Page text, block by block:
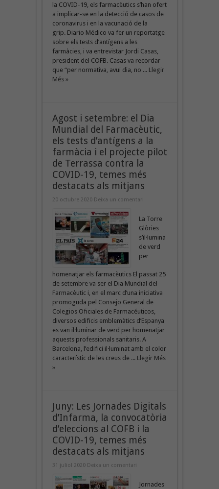
la COVID-19, els farmacèutics s’han ofert
a implicar-se en la detecció de casos de
coronavirus i en la vacunació de la
grip. Diario Médico va fer un reportatge
sobre els tests d’antígens a les
farmàcies, i va entrevistar Jordi Casas,
president del COFB. Casas va recordar
que “per normativa, avui dia, no ... Llegir
Més »
Agost i setembre: el Dia
Mundial del Farmacèutic,
els tests d’antígens a la
farmàcia i el projecte pilot
de Terrassa contra la
COVID-19, temes més
destacats als mitjans
20 octubre 2020 Deixa un comentari
La Torre
Glòries
s’il·lumina
de verd
per
homenatjar els farmacèutics El passat 25
de setembre va ser el Dia Mundial del
Farmacèutic i, en el marc d’una iniciativa
promoguda pel Consejo General de
Colegios Oficiales de Farmacéuticos,
diversos edificis emblemàtics d’Espanya
es van il·luminar de verd per homenatjar
aquests professionals sanitaris. A
Barcelona, l’edifici il·luminat amb el color
característic de les creus de ... Llegir Més
»
Juny: Les Jornades Digitals
d’Infarma, la convocatòria
d’eleccions al COFB i la
COVID-19, temes més
destacats als mitjans
31 juliol 2020 Deixa un comentari
Jornades